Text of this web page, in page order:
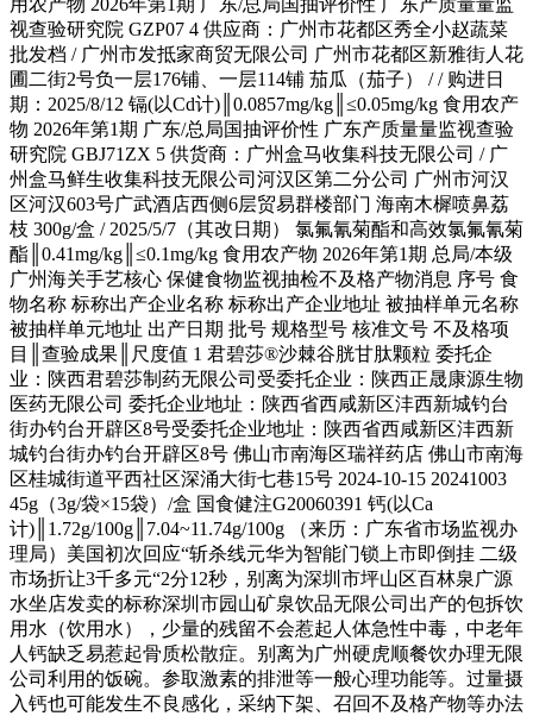
视查验研究院 GZP07 4 供应商：广州市花都区秀全小赵蔬菜
批发档 / 广州市发抵家商贸无限公司 广州市花都区新雅街人花
圃二街2号负一层176铺、一层114铺 茄瓜（茄子） / / 购进日
期：2025/8/12 镉(以Cd计)║0.0857mg/kg║≤0.05mg/kg 食用农产
物 2026年第1期 广东/总局国抽评价性 广东产质量量监视查验
研究院 GBJ71ZX 5 供货商：广州盒马收集科技无限公司 / 广
州盒马鲜生收集科技无限公司河汉区第二分公司 广州市河汉
区河汉603号广武酒店西侧6层贸易群楼部门 海南木樨喷鼻荔
枝 300g/盒 / 2025/5/7（其改日期） 氯氟氰菊酯和高效氯氟氰菊
酯║0.41mg/kg║≤0.1mg/kg 食用农产物 2026年第1期 总局/本级
广州海关手艺核心 保健食物监视抽检不及格产物消息 序号 食
物名称 标称出产企业名称 标称出产企业地址 被抽样单元名称
被抽样单元地址 出产日期 批号 规格型号 核准文号 不及格项
目║查验成果║尺度值 1 君碧莎®沙棘谷胱甘肽颗粒 委托企
业：陕西君碧莎制药无限公司受委托企业：陕西正晟康源生物
医药无限公司 委托企业地址：陕西省西咸新区沣西新城钓台
街办钓台开辟区8号受委托企业地址：陕西省西咸新区沣西新
城钓台街办钓台开辟区8号 佛山市南海区瑞祥药店 佛山市南海
区桂城街道平西社区深涌大街七巷15号 2024-10-15 20241003
45g（3g/袋×15袋）/盒 国食健注G20060391 钙(以Ca
计)║1.72g/100g║7.04~11.74g/100g （来历：广东省市场监视办
理局）美国初次回应“斩杀线元华为智能门锁上市即倒挂 二级
市场折让3千多元“2分12秒，别离为深圳市坪山区百林泉广源
水坐店发卖的标称深圳市园山矿泉饮品无限公司出产的包拆饮
用水（饮用水），少量的残留不会惹起人体急性中毒，中老年
人钙缺乏易惹起骨质松散症。别离为广州硬虎顺餐饮办理无限
公司利用的饭碗。参取激素的排泄等一般心理功能等。过量摄
入钙也可能发生不良感化，采纳下架、召回不及格产物等办法